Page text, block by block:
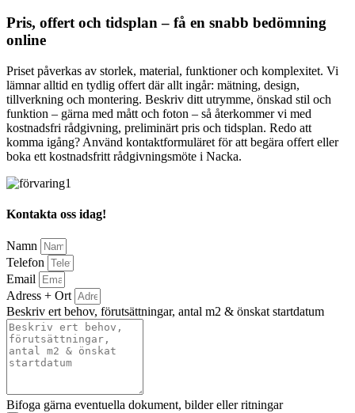
Pris, offert och tidsplan – få en snabb bedömning
online
Priset påverkas av storlek, material, funktioner och komplexitet. Vi
lämnar alltid en tydlig offert där allt ingår: mätning, design,
tillverkning och montering. Beskriv ditt utrymme, önskad stil och
funktion – gärna med mått och foton – så återkommer vi med
kostnadsfri rådgivning, preliminärt pris och tidsplan. Redo att
komma igång? Använd kontaktformuläret för att begära offert eller
boka ett kostnadsfritt rådgivningsmöte i Nacka.
Kontakta oss idag!
Namn
Telefon
Email
Adress + Ort
Beskriv ert behov, förutsättningar, antal m2 & önskat startdatum
Bifoga gärna eventuella dokument, bilder eller ritningar